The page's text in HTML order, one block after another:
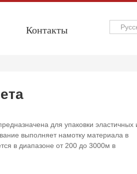
Контакты
для упаковки эластичных
выполняет намотку материала в
в диапазоне от 200 до 3000м в